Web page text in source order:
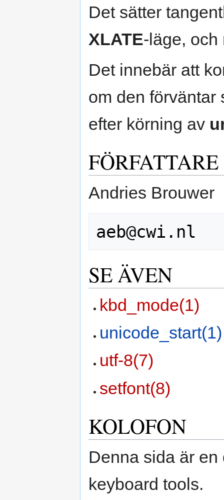
Det sätter
XLATE-läge, och
Det innebär att
om den förväntar
efter körning av
FÖRFATTARE
Andries Brouwer
SE ÄVEN
kbd_mode(1)
unicode_start(1)
utf-8(7)
setfont(8)
KOLOFON
Denna sida är
keyboard tools.